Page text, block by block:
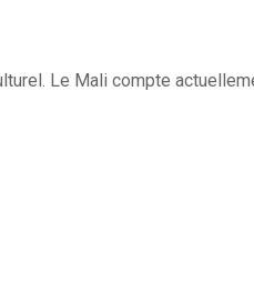
Le Mali compte